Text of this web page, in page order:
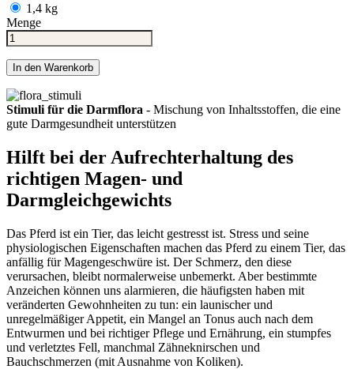
1,4 kg
Menge
In den Warenkorb
Stimuli für die Darmflora - Mischung von Inhaltsstoffen, die eine
gute Darmgesundheit unterstützen
Hilft bei der Aufrechterhaltung des
richtigen Magen- und
Darmgleichgewichts
Das Pferd ist ein Tier, das leicht gestresst ist. Stress und seine
physiologischen Eigenschaften machen das Pferd zu einem Tier, das
anfällig für Magengeschwüre ist. Der Schmerz, den diese
verursachen, bleibt normalerweise unbemerkt. Aber bestimmte
Anzeichen können uns alarmieren, die häufigsten haben mit
veränderten Gewohnheiten zu tun: ein launischer und
unregelmäßiger Appetit, ein Mangel an Tonus auch nach dem
Entwurmen und bei richtiger Pflege und Ernährung, ein stumpfes
und verletztes Fell, manchmal Zähneknirschen und
Bauchschmerzen (mit Ausnahme von Koliken).